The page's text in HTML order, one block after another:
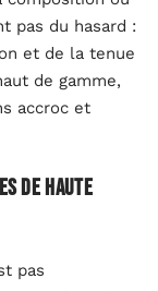
pas du hasard :
et de la tenue
de gamme,
accroc et
de haute
pas